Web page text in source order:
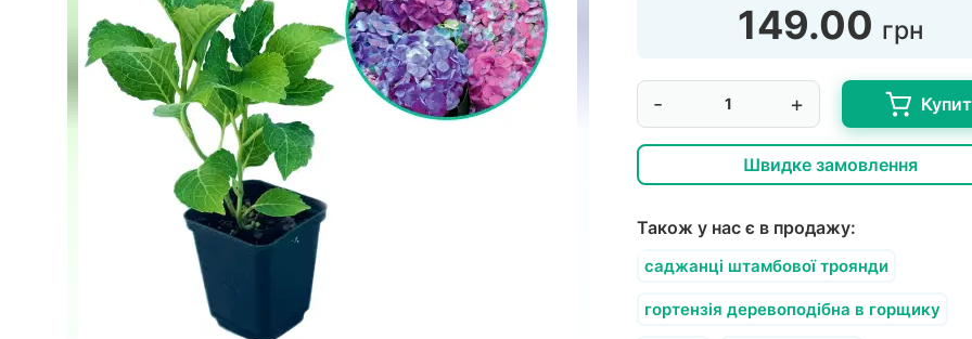
149.00 грн
- +
Швидке замовлення
Також у нас є в продажу:
саджанці штамбової троянди
гортензія деревоподібна в горщику